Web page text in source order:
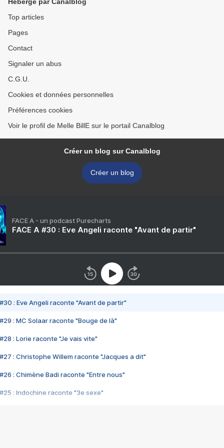
Top articles
Pages
Contact
Signaler un abus
C.G.U.
Cookies et données personnelles
Préférences cookies
Voir le profil de Melle BillE sur le portail Canalblog
Créer un blog sur Canalblog
Créer un blog
FACE A - un podcast Purecharts
FACE A #30 : Eve Angeli raconte "Avant de partir"
#30 : Eve Angeli raconte "Avant de partir"
#29 : MC Solaar raconte "Bouge de là"
#28 : Lorie raconte "Je vais vite"
#27 : Christophe Willem raconte "Jacques a dit"
#26 : Chimène Badi raconte "Entre nous"
#25 : Indochine raconte "3e sexe"